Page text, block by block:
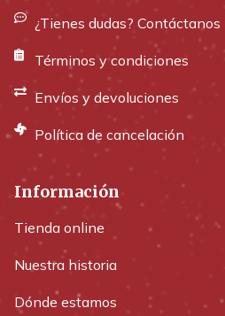
¿Tienes dudas? Contáctanos
Términos y condiciones
Envíos y devoluciones
Política de cancelación
Información
Tienda online
Nuestra historia
Dónde estamos